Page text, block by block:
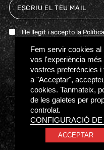
He llegit i accepto la
TICKETSSHOPCLUBNEWS
Access regulations
Fem servir cookies
vos l'experiència més
vostres preferències i
a "Acceptar",
cookies. Tanmateix,
de les galetes per
controlat.
CONFIGURACIÓ
ACCEPTAR